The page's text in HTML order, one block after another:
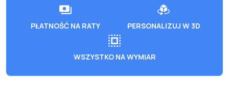
PŁATNOŚĆ NA RATY PERSONALIZUJ W 3D
WSZYSTKO NA WYMIAR